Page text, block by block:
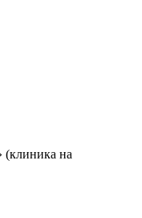
(клиника на